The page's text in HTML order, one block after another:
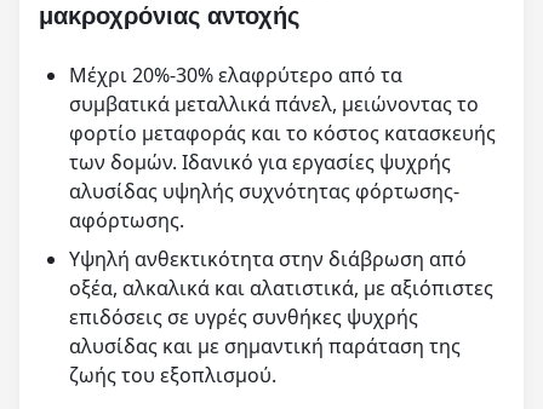
μακροχρόνιας αντοχής
Μέχρι 20%-30% ελαφρύτερο από τα
συμβατικά μεταλλικά πάνελ, μειώνοντας το
φορτίο μεταφοράς και το κόστος κατασκευής
των δομών. Ιδανικό για εργασίες ψυχρής
αλυσίδας υψηλής συχνότητας φόρτωσης-
αφόρτωσης.
Υψηλή ανθεκτικότητα στην διάβρωση από
οξέα, αλκαλικά και αλατιστικά, με αξιόπιστες
επιδόσεις σε υγρές συνθήκες ψυχρής
αλυσίδας και με σημαντική παράταση της
ζωής του εξοπλισμού.